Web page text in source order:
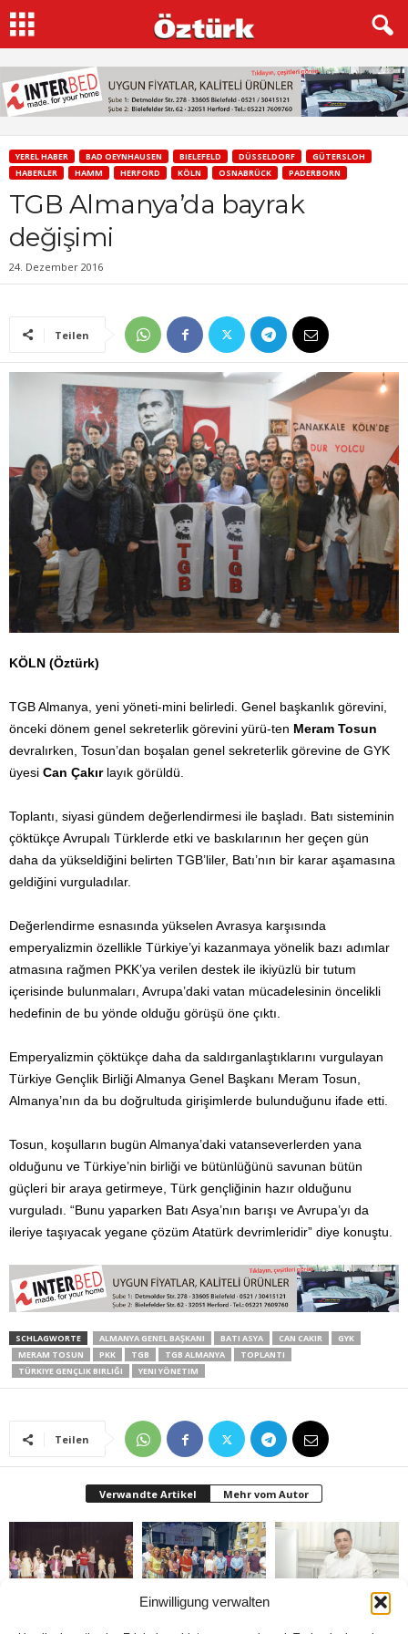
Einwilligung verwalten
YEREL HABER BAD OEYNHAUSEN BIELEFELD DÜSSELDORF
GÜTERSLOH
HABERLER
HAMM HERFORD KÖLN OSNABRÜCK PADERBORN
TGB Almanya’da bayrak
değişimi
24. Dezember 2016
Teilen
KÖLN (Öztürk)
TGB Almanya, yeni yöneti-mini belirledi. Genel başkanlık görevini,
önceki dönem genel sekreterlik görevini yürü-ten Meram Tosun
devralırken, Tosun’dan boşalan genel sekreterlik görevine de GYK
üyesi Can Çakırlayık görüldü.
Toplantı, siyasi gündem değerlendirmesi ile başladı. Batı sisteminin
çöktükçe Avrupalı Türklerde etki ve baskılarının her geçen gün
daha da yükseldiğini belirten TGB’liler, Batı’nın bir karar aşamasına
geldiğini vurguladılar.
Değerlendirme esnasında yükselen Avrasya karşısında
emperyalizmin özellikle Türkiye’yi kazanmaya yönelik bazı adımlar
atmasına rağmen PKK’ya verilen destek ile ikiyüzlü bir tutum
içerisinde bulunmaları, Avrupa’daki vatan mücadelesinin öncelikli
hedefinin de bu yönde olduğu görüşü öne çıktı.
Emperyalizmin çöktükçe daha da saldırganlaştıklarını vurgulayan
Türkiye Gençlik Birliği Almanya Genel Başkanı Meram Tosun,
Almanya’nın da bu doğrultuda girişimlerde bulunduğunu ifade etti.
Tosun, koşulların bugün Almanya’daki vatanseverlerden yana
olduğunu ve Türkiye’nin birliği ve bütünlüğünü savunan bütün
güçleri bir araya getirmeye, Türk gençliğinin hazır olduğunu
vurguladı. “Bunu yaparken Batı Asya’nın barışı ve Avrupa’yı da
ileriye taşıyacak yegane çözüm Atatürk devrimleridir” diye konuştu.
SCHLAGWORTE ALMANYA GENEL BAŞKANI BATI ASYA CAN CAKIR
GYK
MERAM TOSUN
PKK TGB TGB ALMANYA
TOPLANTI
TÜRKIYE GENÇLIK BIRLIĞI
YENI YÖNETIM
Teilen
Verwandte Artikel Mehr vom Autor